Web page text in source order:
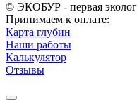
© ЭКОБУР - первая
Принимаем к оплате:
Карта глубин
Наши работы
Калькулятор
Отзывы